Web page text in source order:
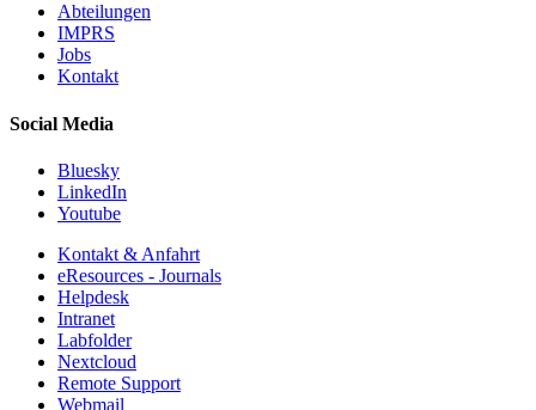
Abteilungen
IMPRS
Jobs
Kontakt
Social Media
Bluesky
LinkedIn
Youtube
Kontakt & Anfahrt
eResources - Journals
Helpdesk
Intranet
Labfolder
Nextcloud
Remote Support
Webmail